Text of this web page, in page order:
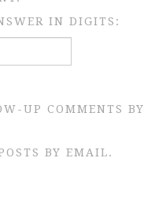
IN DIGITS:
UP COMMENTS
BY EMAIL.